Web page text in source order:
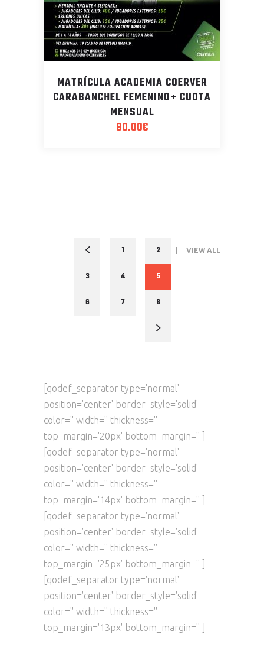
MATRÍCULA ACADEMIA COERVER
CARABANCHEL FEMENINO+ CUOTA
MENSUAL
80.00€
1 2
3 4 5
6 7 8
VIEW ALL
[qodef_separator type='normal'
position='center' border_style='solid'
color='' width='' thickness=''
top_margin='20px' bottom_margin='' ]
[qodef_separator type='normal'
position='center' border_style='solid'
color='' width='' thickness=''
top_margin='14px' bottom_margin='' ]
[qodef_separator type='normal'
position='center' border_style='solid'
color='' width='' thickness=''
top_margin='25px' bottom_margin='' ]
[qodef_separator type='normal'
position='center' border_style='solid'
color='' width='' thickness=''
top_margin='13px' bottom_margin='' ]